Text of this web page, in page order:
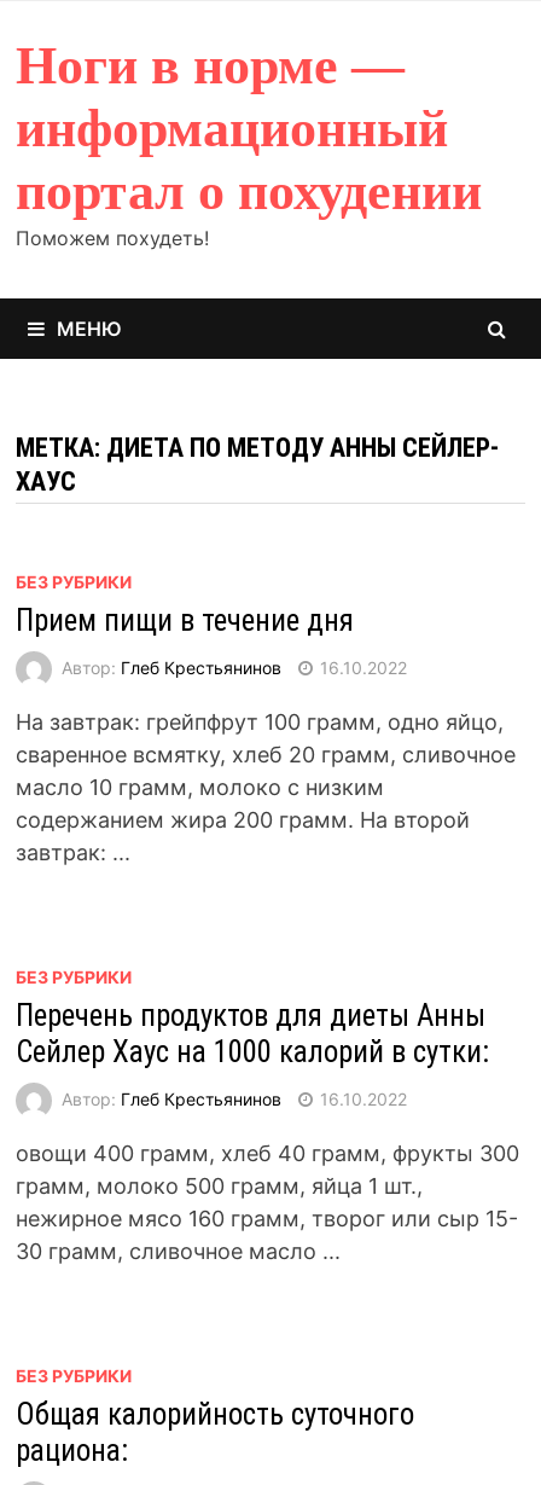
содержимому
Ноги в норме —
информационный
портал о похудении
Поможем похудеть!
МЕНЮ
МЕТКА: ДИЕТА ПО МЕТОДУ АННЫ СЕЙЛЕР-
ХАУС
БЕЗ РУБРИКИ
Прием пищи в течение дня
Автор: Глеб Крестьянинов 16.10.2022
На завтрак: грейпфрут 100 грамм, одно яйцо,
сваренное всмятку, хлеб 20 грамм, сливочное
масло 10 грамм, молоко с низким
содержанием жира 200 грамм. На второй
завтрак: ...
БЕЗ РУБРИКИ
Перечень продуктов для диеты Анны
Сейлер Хаус на 1000 калорий в сутки:
Автор: Глеб Крестьянинов 16.10.2022
овощи 400 грамм, хлеб 40 грамм, фрукты 300
грамм, молоко 500 грамм, яйца 1 шт.,
нежирное мясо 160 грамм, творог или сыр 15-
30 грамм, сливочное масло ...
БЕЗ РУБРИКИ
Общая калорийность суточного
рациона: